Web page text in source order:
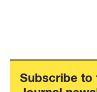
Subscribe to